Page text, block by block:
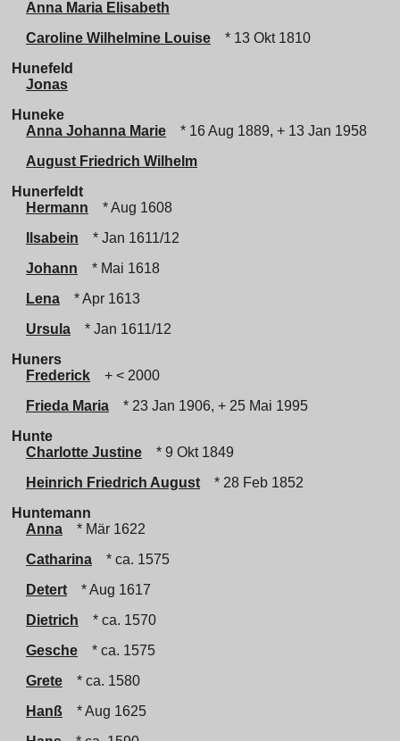
Anna Maria Elisabeth
Caroline Wilhelmine Louise
* 13 Okt 1810
Hunefeld
Jonas
Huneke
Anna Johanna Marie
* 16 Aug 1889, + 13 Jan 1958
August Friedrich Wilhelm
Hunerfeldt
Hermann
* Aug 1608
Ilsabein
* Jan 1611/12
Johann
* Mai 1618
Lena
* Apr 1613
Ursula
* Jan 1611/12
Huners
Frederick
+ < 2000
Frieda Maria
* 23 Jan 1906, + 25 Mai 1995
Hunte
Charlotte Justine
* 9 Okt 1849
Heinrich Friedrich August
* 28 Feb 1852
Huntemann
Anna
* Mär 1622
Catharina
* ca. 1575
Detert
* Aug 1617
Dietrich
* ca. 1570
Gesche
* ca. 1575
Grete
* ca. 1580
Hanß
* Aug 1625